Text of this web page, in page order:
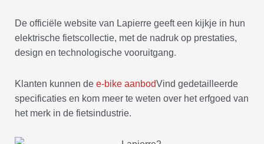
De officiële website van Lapierre geeft een kijkje in hun
elektrische fietscollectie, met de nadruk op prestaties,
design en technologische vooruitgang.
Klanten kunnen de e-bike aanbodVind gedetailleerde
specificaties en kom meer te weten over het erfgoed van
het merk in de fietsindustrie.